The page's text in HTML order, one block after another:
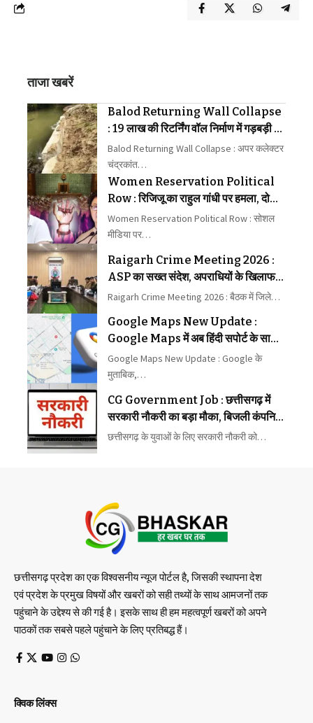
ताजा खबरें
Balod Returning Wall Collapse
: 19 लाख की रिटर्निंग वॉल निर्माण में गड़बड़ी का
आरोप लगाया
Balod Returning Wall Collapse : अपर कलेक्टर
चंद्रकांत…
Women Reservation Political
Row : रिजिजू का राहुल गांधी पर हमला, दोनों
के बीच छिड़ा वार-पलटवार
Women Reservation Political Row : सोशल
मीडिया पर…
Raigarh Crime Meeting 2026 :
ASP का सख्त संदेश, अपराधियों के खिलाफ
कार्रवाई में न बरतें ढिलाई
Raigarh Crime Meeting 2026 : बैठक में जिले…
Google Maps New Update :
Google Maps में अब हिंदी सपोर्ट के साथ
मिलेगा बेहतर नेविगेशन
Google Maps New Update : Google के
मुताबिक,…
CG Government Job : छत्तीसगढ़ में
सरकारी नौकरी का बड़ा मौका, बिजली कंपनियों
में पहली बार 1235 पदों पर भर्ती
छत्तीसगढ़ के युवाओं के लिए सरकारी नौकरी को…
छत्तीसगढ़ प्रदेश का एक विश्वसनीय न्यूज पोर्टल है, जिसकी स्थापना देश
एवं प्रदेश के प्रमुख विषयों और खबरों को सही तथ्यों के साथ आमजनों तक
पहुंचाने के उद्देश्य से की गई है। इसके साथ ही हम महत्वपूर्ण खबरों को अपने
पाठकों तक सबसे पहले पहुंचाने के लिए प्रतिबद्ध हैं।
क्विक लिंक्स